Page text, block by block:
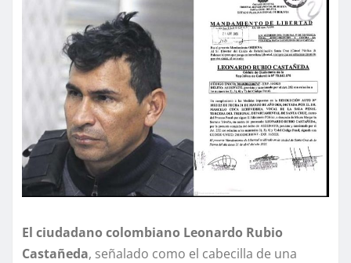
El ciudadano colombiano Leonardo Rubio
Castañeda, señalado como el cabecilla de una